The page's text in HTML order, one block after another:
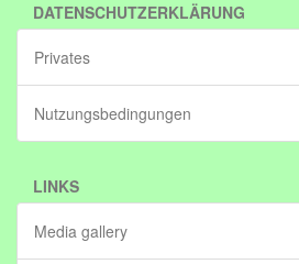
DATENSCHUTZERKLÄRUNG
Privates
Nutzungsbedingungen
LINKS
Media gallery